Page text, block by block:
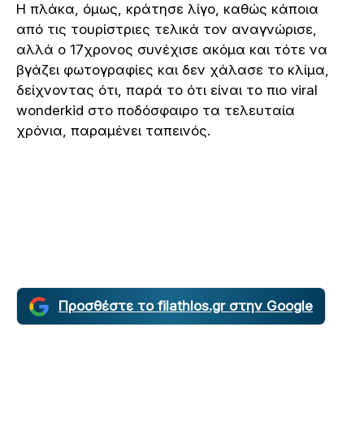
Η πλάκα, όμως, κράτησε λίγο, καθώς κάποια
από τις τουρίστριες τελικά τον αναγνώρισε,
αλλά ο 17χρονος συνέχισε ακόμα και τότε να
βγάζει φωτογραφίες και δεν χάλασε το κλίμα,
δείχνοντας ότι, παρά το ότι είναι το πιο viral
wonderkid στο ποδόσφαιρο τα τελευταία
χρόνια, παραμένει ταπεινός.
Προσθέστε το filathlos.gr στην Google